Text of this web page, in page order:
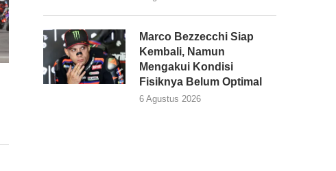
Marco Bezzecchi Siap
Kembali, Namun
Mengakui Kondisi
Fisiknya Belum Optimal
6 Agustus 2026